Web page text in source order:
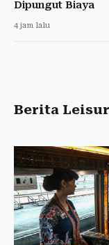
Dipungut Biaya
4 jam lalu
Berita